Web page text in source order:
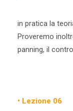
in pratica la
Proveremo
panning, il
• Lezione 06